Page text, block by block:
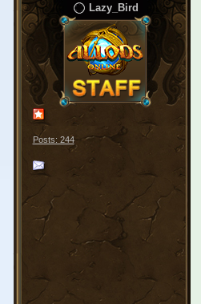
Lazy_Bird
Posts: 244